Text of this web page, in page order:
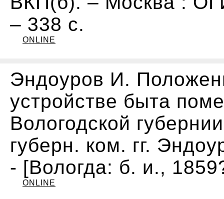
– 338 с.
ONLINE
Эндоуров И.
устройстве быта
Вологодской
губерн. ком. гг.
- [Вологда: б. и.,
ONLINE